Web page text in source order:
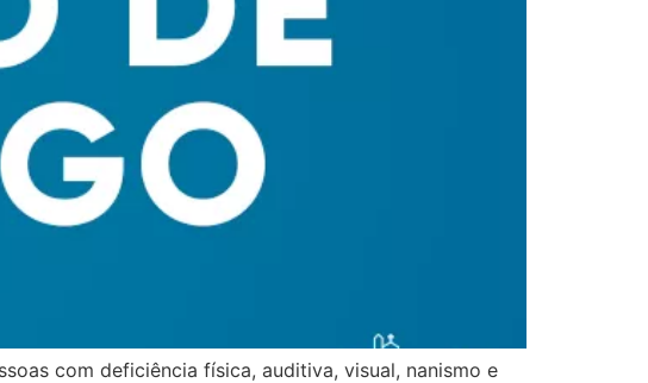
com deficiência física, auditiva, visual, nanismo e